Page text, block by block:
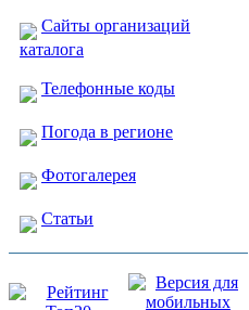
Сайты организаций
каталога
Телефонные коды
Погода в регионе
Фотогалерея
Статьи